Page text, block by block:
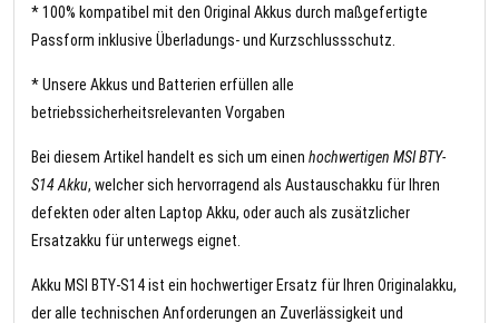
* 100% kompatibel mit den Original Akkus durch maßgefertigte
Passform inklusive Überladungs- und Kurzschlussschutz.
* Unsere Akkus und Batterien erfüllen alle
betriebssicherheitsrelevanten Vorgaben
Bei diesem Artikel handelt es sich um einen hochwertigen MSI BTY-
S14 Akku, welcher sich hervorragend als Austauschakku für Ihren
defekten oder alten Laptop Akku, oder auch als zusätzlicher
Ersatzakku für unterwegs eignet.
Akku MSI BTY-S14 ist ein hochwertiger Ersatz für Ihren Originalakku,
der alle technischen Anforderungen an Zuverlässigkeit und